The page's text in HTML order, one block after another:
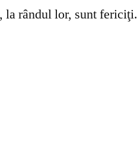
la rândul lor, sunt fericiţi.